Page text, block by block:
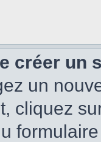
créer un
un
cliquez